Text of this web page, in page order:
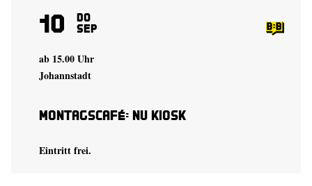
10 Do
Sep
ab 15.00 Uhr
Johannstadt
Montagscafé: Nu Kiosk
Eintritt frei.